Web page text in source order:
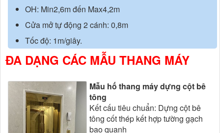
OH: Min2,6m đến Max4,2m
Cửa mở tự động 2 cánh: 0,8m
Tốc độ: 1m/giây.
ĐA DẠNG CÁC MẪU THANG MÁY
Mẫu hố thang máy dựng cột bê
tông
Kết cấu tiêu chuẩn: Dựng cột bê
tông cốt thép kết hợp tường gạch
bao quanh